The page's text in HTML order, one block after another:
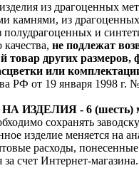
из драгоценных
камнями, из
полудрагоценных и
не подлежат
товар других
или
РФ от 19 января 1998 г.
ИЗДЕЛИЯ - 6 (шесть)
сохранять
изделие меняется на
расходы,
счет Интернет-магазина.